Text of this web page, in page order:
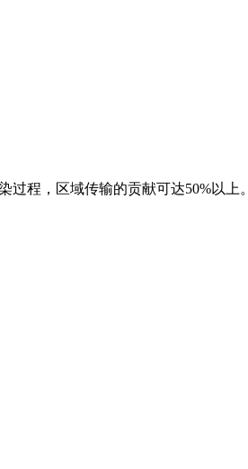
程，区域传输的贡献可达50%以上。